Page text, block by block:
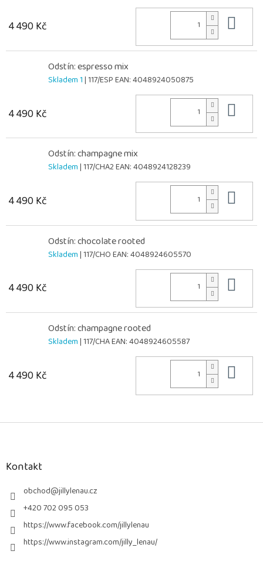
4 490 Kč
Odstín: espresso mix
Skladem 1| 117/ESPEAN:4048924050875
4 490 Kč
Odstín: champagne mix
Skladem| 117/CHA2EAN:4048924128239
4 490 Kč
Odstín: chocolate rooted
Skladem| 117/CHOEAN:4048924605570
4 490 Kč
Odstín: champagne rooted
Skladem| 117/CHAEAN:4048924605587
4 490 Kč
Z
Kontakt
obchod@jillylenau.cz
+420 702 095 053
https://www.facebook.com/jillylenau
https://www.instagram.com/jilly_lenau/